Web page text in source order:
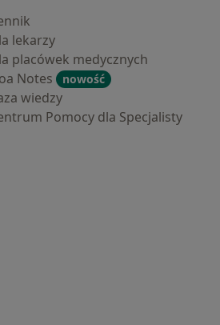
lekarzy
placówek medycznych
Notes
nowość
wiedzy
Pomocy dla Specjalisty